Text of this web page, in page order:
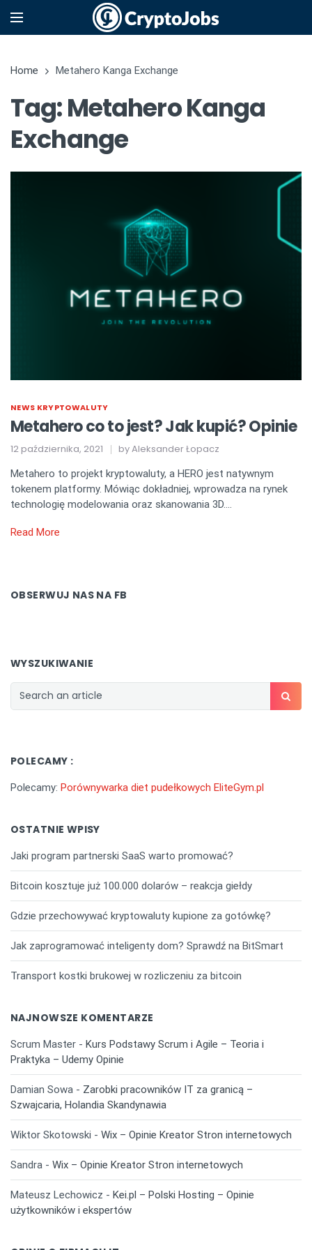
Home Metahero Kanga Exchange
Tag: Metahero Kanga
Exchange
NEWS KRYPTOWALUTY
Metahero co to jest? Jak kupić? Opinie
12 października, 2021 byAleksander Łopacz
Metahero to projekt kryptowaluty, a HERO jest natywnym
tokenem platformy. Mówiąc dokładniej, wprowadza na rynek
technologię modelowania oraz skanowania 3D….
Read More
OBSERWUJ NAS NA FB
WYSZUKIWANIE
POLECAMY :
Polecamy: Porównywarka diet pudełkowych EliteGym.pl
OSTATNIE WPISY
Jaki program partnerski SaaS warto promować?
Bitcoin kosztuje już 100.000 dolarów – reakcja giełdy
Gdzie przechowywać kryptowaluty kupione za gotówkę?
Jak zaprogramować inteligenty dom? Sprawdź na BitSmart
Transport kostki brukowej w rozliczeniu za bitcoin
NAJNOWSZE KOMENTARZE
Scrum Master - Kurs Podstawy Scrum i Agile – Teoria i
Praktyka – Udemy Opinie
Damian Sowa - Zarobki pracowników IT za granicą –
Szwajcaria, Holandia Skandynawia
Wiktor Skotowski - Wix – Opinie Kreator Stron internetowych
Sandra - Wix – Opinie Kreator Stron internetowych
Mateusz Lechowicz - Kei.pl – Polski Hosting – Opinie
użytkowników i ekspertów